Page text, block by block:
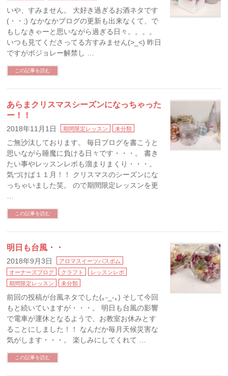
いや、すみません。 大好き過ぎるお酒ネタです
(・・;) なかなかブログの更新も出来なくて、で
もしなきゃーと思いながら過ぎる日々。。。。
いつも見てくださってる方すみません(>_<) 昨日
ですがボジョレー解禁し …
この記事を読む
あらまクリスマスシーズンになっちゃった
ー！！
2018年11月1日 期間限定レッスン 未分類
ご無沙汰しております。 毎日ブログを書こうと
思いながら睡魔に負ける日々です・・・。 書き
たい事やレッスンレポも溜まりまくり・・・。
気づけば１１月！！ クリスマスのシーズンにな
っちゃいました笑。 ので期間限定レッスンを更
この記事を読む
明日も台風・・
2018年9月3日
アロマスイーツバスボム
オーナーズブログ
クラフト
レッスンレポ
期間限定レッスン
未分類
前回の投稿が台風ネタでした(｡-_-｡) そして今回
もと続いていますが・・・。 明日も台風の影響
で電車が運休となるようで、お教室お休みとす
ることにしました！！ なんだか毎月天候災害な
気がします・・・。 楽しみにしてくれて …
この記事を読む